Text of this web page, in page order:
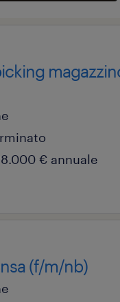
€ annuale
(f/m/nb)